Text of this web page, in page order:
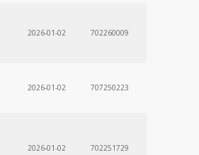
2026-01-02 702260009
2026-01-02 707250223
2026-01-02 702251729